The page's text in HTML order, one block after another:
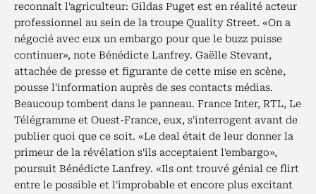
reconnaît l'agriculteur: Gildas Puget est en réalité acteur
professionnel au sein de la troupe Quality Street. «On a
négocié avec eux un embargo pour que le buzz puisse
continuer», note Bénédicte Lanfrey. Gaëlle Stevant,
attachée de presse et figurante de cette mise en scène,
pousse l'information auprès de ses contacts médias.
Beaucoup tombent dans le panneau. France Inter, RTL, Le
Télégramme et Ouest-France, eux, s'interrogent avant de
publier quoi que ce soit. «Le deal était de leur donner la
primeur de la révélation s'ils acceptaient l'embargo»,
poursuit Bénédicte Lanfrey. «Ils ont trouvé génial ce flirt
entre le possible et l'improbable et encore plus excitant